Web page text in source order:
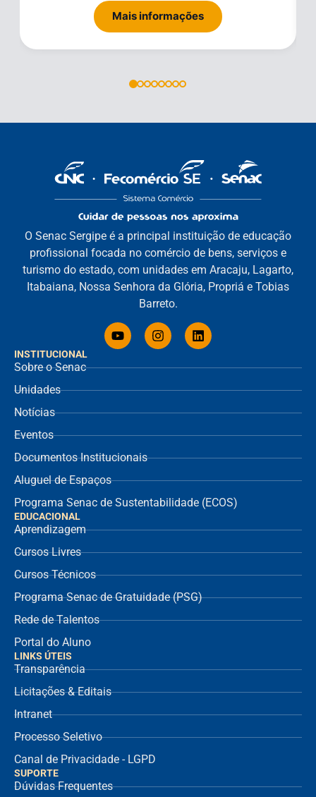
Mais informações
INSTITUCIONAL
Sobre o Senac
Unidades
Notícias
Eventos
Documentos Institucionais
Aluguel de Espaços
Programa Senac de Sustentabilidade (ECOS)
EDUCACIONAL
Aprendizagem
Cursos Livres
Cursos Técnicos
Programa Senac de Gratuidade (PSG)
Rede de Talentos
Portal do Aluno
O Senac Sergipe é a principal instituição de educação
profissional focada no comércio de bens, serviços e
turismo do estado, com unidades em Aracaju, Lagarto,
Itabaiana, Nossa Senhora da Glória, Propriá e Tobias
Barreto.
LINKS ÚTEIS
Transparência
Licitações & Editais
Intranet
Processo Seletivo
Canal de Privacidade - LGPD
SUPORTE
Dúvidas Frequentes